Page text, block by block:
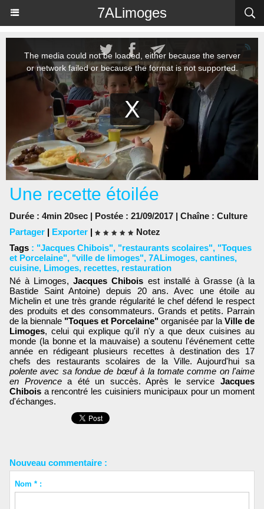
7ALimoges
Une recette étoilée
Durée : 4min 20sec | Postée : 21/09/2017 | Chaîne : Culture
Partager | Exporter |
Notez
Tags : "Jacques Chibois", "restaurants scolaires", "Toques
et Porcelaine", "ville de limoges", 7ALimoges, cantines,
cuisine, Limoges, recettes, restauration
Né à Limoges,JacquesChibois est installé à Grasse (à la
Bastide Saint Antoine) depuis 20 ans. Avec une étoile au
Michelin et une très grande régularité le chef défend le respect
des produits et des consommateurs. Grands et petits. Parrain
de la biennale "Toques et Porcelaine" organisée par la Ville de
Limoges, celui qui explique qu'il n'y a que deux cuisines au
monde (la bonne et la mauvaise) a soutenu l'événement cette
année en rédigeant plusieurs recettes à destination des 17
chefs des restaurants scolaires de la Ville. Aujourd'hui sa
polente avec sa fondue de bœuf à la tomate comme on l'aime
en Provencea été un succès. Après le serviceJacques
Chibois a rencontré les cuisiniers municipaux pour un moment
d'échanges.
Nouveau commentaire :
Nom * :